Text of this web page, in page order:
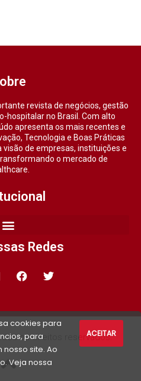
revista de negócios, gestão
hospitalar no Brasil. Com alto
apresenta os mais recentes e
Tecnologia e Boas Práticas
de empresas, instituições e
o mercado de
Redes
os direitos reservados.
cookies para
para
site. Ao
Veja nossa
ACEITAR